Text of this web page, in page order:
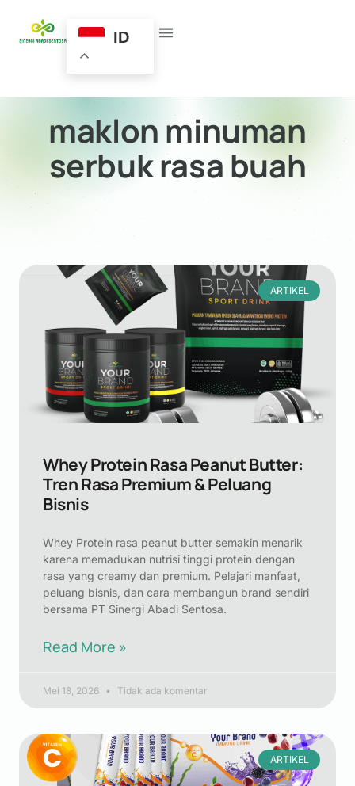
ID
maklon minuman
serbuk rasa buah
ARTIKEL
Whey Protein Rasa Peanut Butter:
Tren Rasa Premium & Peluang
Bisnis
Whey Protein rasa peanut butter semakin menarik
karena memadukan nutrisi tinggi protein dengan
rasa yang creamy dan premium. Pelajari manfaat,
peluang bisnis, dan cara membangun brand sendiri
bersama PT Sinergi Abadi Sentosa.
Read More »
Mei 18, 2026 Tidak ada komentar
ARTIKEL